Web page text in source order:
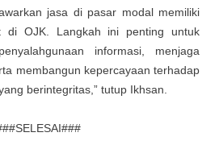
jasa di pasar modal memiliki
di OJK. Langkah ini penting untuk
informasi, menjaga
membangun kepercayaan terhadap
berintegritas,” tutup Ikhsan.